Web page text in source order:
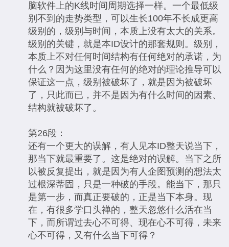
脑软件上的K线时间周期选择一样。一个最低级
别不到的走势类型，可以生长100年不长成更高
级别的，级别与时间，本质上没有太大的关系。
级别的关键，就是本ID设计的那套规则。级别，
本质上不对任何时间结构有任何绝对的承诺，为
什么？因为这里没有任何的绝对的理论推导可以
保证这一点，级别被破坏了，就是因为被破坏
了，只此而已，并不是因为有什么时间的因素、
结构就被破坏了。
第26段：
还有一个更大的误解，有人见本ID整天说当下，
那当下就最重要了。这是绝对的误解。当下之所
以被反复提出，就是因为有人企图预测的想法太
过根深蒂固，只是一种破的手段。能当下，那只
是第一步，而真正要破的，正是当下本身。现
在，有很多学口头禅的，整天忽悠什么活在当
下，而所谓过去心不可得、现在心不可得，未来
心不可得，又有什么当下可得？